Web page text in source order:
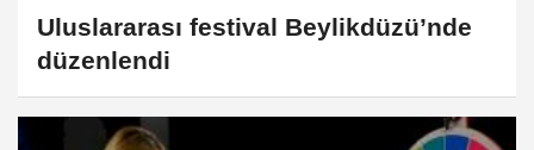
Uluslararası festival Beylikdüzü’nde
düzenlendi